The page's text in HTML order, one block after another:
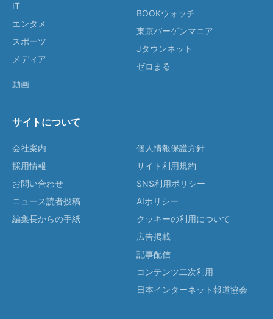
IT
エンタメ
スポーツ
メディア
動画
BOOKウォッチ
東京バーゲンマニア
Jタウンネット
ゼロまる
サイトについて
会社案内
採用情報
お問い合わせ
ニュース読者投稿
編集長からの手紙
個人情報保護方針
サイト利用規約
SNS利用ポリシー
AIポリシー
クッキーの利用について
広告掲載
記事配信
コンテンツ二次利用
日本インターネット報道協会